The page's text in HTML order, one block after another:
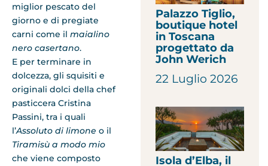
miglior pescato del
giorno e di pregiate
carni come il maialino
nero casertano.
E per terminare in
dolcezza, gli squisiti e
originali dolci della chef
pasticcera Cristina
Passini, tra i quali
l’Assoluto di limone o il
Tiramisù a modo mio
che viene composto
Palazzo Tiglio,
boutique hotel
in Toscana
progettato da
John Werich
22 Luglio 2026
Isola d’Elba, il